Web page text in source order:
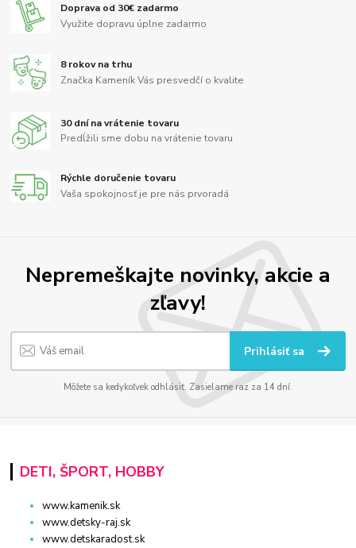
Doprava od 30€ zadarmo
Využite dopravu úplne zadarmo
8 rokov na trhu
Značka Kameník Vás presvedčí o kvalite
30 dní na vrátenie tovaru
Predĺžili sme dobu na vrátenie tovaru
Rýchle doručenie tovaru
Vaša spokojnosť je pre nás prvoradá
Nepremeškajte novinky, akcie a
zľavy!
Prihlásiť sa
Môžete sa kedykoľvek odhlásiť. Zasielame raz za 14 dní.
DETI, ŠPORT, HOBBY
www.kamenik.sk
www.detsky-raj.sk
www.detskaradost.sk